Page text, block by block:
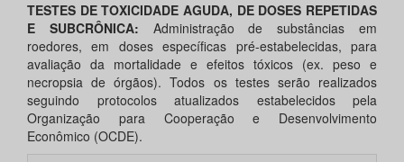
TESTES DE TOXICIDADE AGUDA, DE DOSES REPETIDAS
E SUBCRÔNICA: Administração de substâncias em
roedores, em doses específicas pré-estabelecidas, para
avaliação da mortalidade e efeitos tóxicos (ex. peso e
necropsia de órgãos). Todos os testes serão realizados
seguindo protocolos atualizados estabelecidos pela
Organização para Cooperação e Desenvolvimento
Econômico (OCDE).